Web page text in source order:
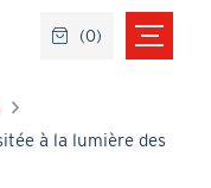
à la lumière des
(0)